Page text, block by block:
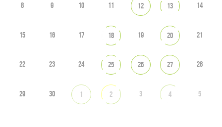
8 9 10 11 12 13 14
15 16 17 18 19 20 21
22 23 24 25 26 27 28
29 30 1 2 3 4 5